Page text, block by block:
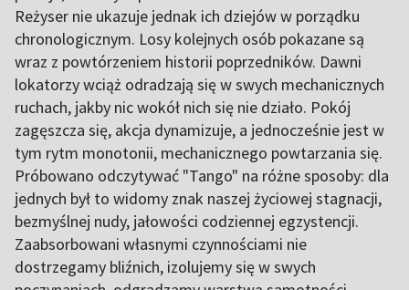
Reżyser nie ukazuje jednak ich dziejów w porządku
chronologicznym. Losy kolejnych osób pokazane są
wraz z powtórzeniem historii poprzedników. Dawni
lokatorzy wciąż odradzają się w swych mechanicznych
ruchach, jakby nic wokół nich się nie działo. Pokój
zagęszcza się, akcja dynamizuje, a jednocześnie jest w
tym rytm monotonii, mechanicznego powtarzania się.
Próbowano odczytywać "Tango" na różne sposoby: dla
jednych był to widomy znak naszej życiowej stagnacji,
bezmyślnej nudy, jałowości codziennej egzystencji.
Zaabsorbowani własnymi czynnościami nie
dostrzegamy bliźnich, izolujemy się w swych